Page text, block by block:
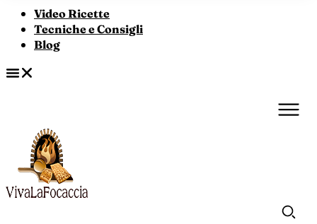
Video Ricette
Tecniche e Consigli
Blog